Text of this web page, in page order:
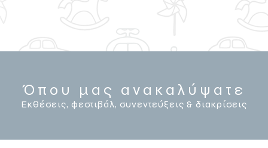
Όπου μας ανακαλύψατε
Εκθέσεις, φεστιβάλ, συνεντεύξεις & διακρίσεις